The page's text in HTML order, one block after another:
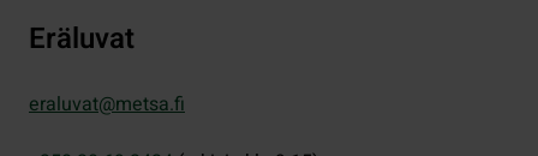
Eräluvat
eraluvat@metsa.fi